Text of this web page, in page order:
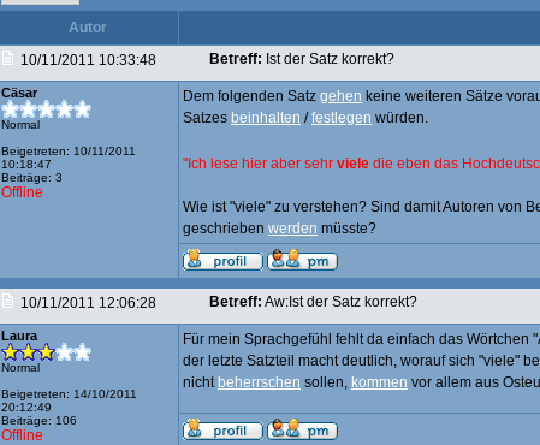
Autor
10/11/2011 10:33:48
Betreff: Ist der Satz korrekt?
Cäsar
Normal
Beigetreten: 10/11/2011
10:18:47
Beiträge: 3
Offline
Dem folgenden Satz gehen keine weiteren Sätze
Satzes beinhalten /festlegen würden.
"Ich lese hier aber sehr viele die eben das
Wie ist "viele" zu verstehen? Sind damit Autoren von
geschrieben werden müsste?
10/11/2011 12:06:28 Betreff: Aw:Ist der Satz korrekt?
Laura
Normal
Beigetreten: 14/10/2011
20:12:49
Beiträge: 106
Offline
Für mein Sprachgefühl fehlt da einfach das
der letzte Satzteil macht deutlich, worauf sich "viele"
nicht beherrschen sollen, kommen vor allem aus